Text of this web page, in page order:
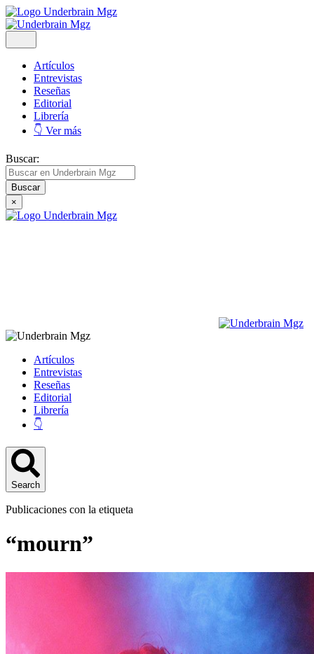
Artículos
Entrevistas
Reseñas
Editorial
Librería
👇 Ver más
Buscar:
×
Artículos
Entrevistas
Reseñas
Editorial
Librería
👇
Search
Publicaciones con la etiqueta
“mourn”